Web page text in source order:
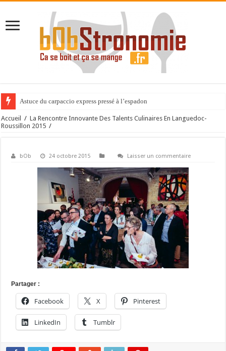
Astuce du carpaccio express pressé à l’espadon
Accueil / La Rencontre Innovante Des Talents Culinaires En Languedoc-
Roussillon 2015 /
bOb 24 octobre 2015 Laisser un commentaire
Partager :
Facebook X Pinterest
LinkedIn Tumblr